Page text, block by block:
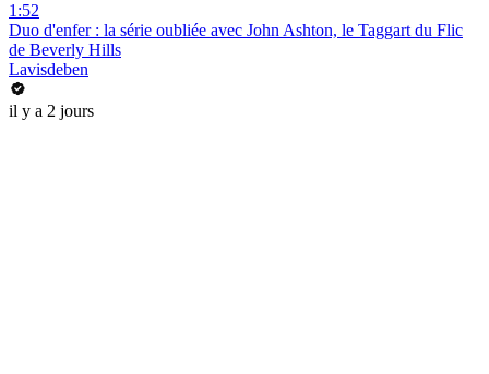
1:52
Duo d'enfer : la série oubliée avec John Ashton, le Taggart du Flic
de Beverly Hills
Lavisdeben
il y a 2 jours